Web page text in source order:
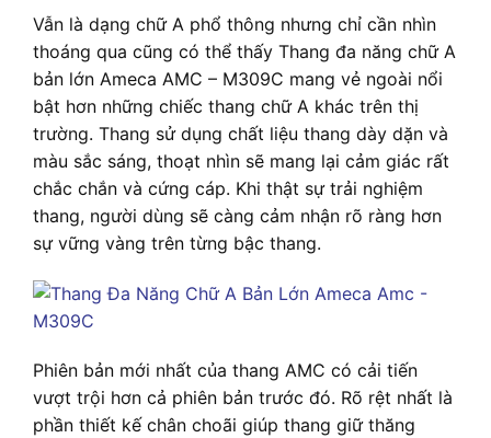
Vẫn là dạng chữ A phổ thông nhưng chỉ cần nhìn
thoáng qua cũng có thể thấy Thang đa năng chữ A
bản lớn Ameca AMC – M309C mang vẻ ngoài nổi
bật hơn những chiếc thang chữ A khác trên thị
trường. Thang sử dụng chất liệu thang dày dặn và
màu sắc sáng, thoạt nhìn sẽ mang lại cảm giác rất
chắc chắn và cứng cáp. Khi thật sự trải nghiệm
thang, người dùng sẽ càng cảm nhận rõ ràng hơn
sự vững vàng trên từng bậc thang.
Phiên bản mới nhất của thang AMC có cải tiến
vượt trội hơn cả phiên bản trước đó. Rõ rệt nhất là
phần thiết kế chân choãi giúp thang giữ thăng